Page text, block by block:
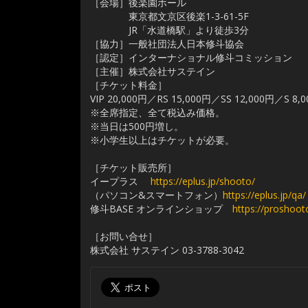
東京都文京区後楽1-3-61-5F
JR「水道橋駅」より徒歩3分
［協力］一般社団法人日本修斗協会
［認定］インターナショナル修斗コミッション
［主催］株式会社サステイン
［チケット料金］
VIP 20,000円／RS 15,000円／SS 12,000円／S
※全席指定、全て税込み価格。
※当日は500円増し。
※小学生以上はチケットが必要。
［チケット販売所］
イープラス https://eplus.jp/shooto/
（パソコン&スマートフォン） https://eplus.jp/qa/
修斗BASE オンラインショップ https://
［お問い合せ］
株式会社 サステイン 03-3788-3042